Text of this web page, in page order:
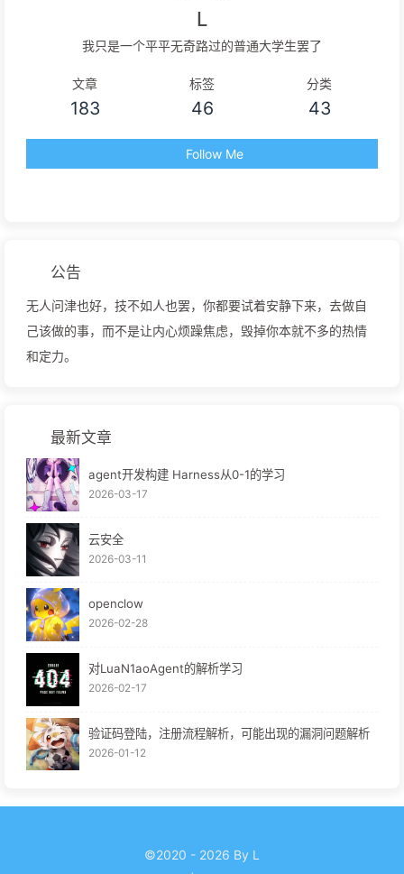
L
我只是一个平平无奇路过的普通大学生罢了
文章
183
标签
46
分类
43
Follow Me
公告
无人问津也好，技不如人也罢，你都要试着安静下来，去做自
己该做的事，而不是让内心烦躁焦虑，毁掉你本就不多的热情
和定力。
最新文章
agent开发构建 Harness从0-1的学习
2026-03-17
云安全
2026-03-11
openclow
2026-02-28
对LuaN1aoAgent的解析学习
2026-02-17
验证码登陆，注册流程解析，可能出现的漏洞问题解析
2026-01-12
©2020 - 2026 By L